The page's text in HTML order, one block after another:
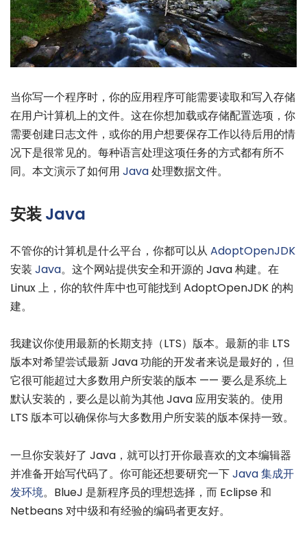
当你写一个程序时，你的应用程序可能需要读取和写入存储
在用户计算机上的文件。这在你想加载或存储配置选项，你
需要创建日志文件，或你的用户想要保存工作以待后用的情
况下是很常见的。每种语言处理这项任务的方式都有所不
同。本文演示了如何用 Java处理数据文件。
安装Java
不管你的计算机是什么平台，你都可以从AdoptOpenJDK
安装 Java。这个网站提供安全和开源的 Java 构建。在
Linux 上，你的软件库中也可能找到 AdoptOpenJDK 的构
建。
我建议你使用最新的长期支持（LTS）版本。最新的非 LTS
版本对希望尝试最新 Java 功能的开发者来说是最好的，但
它很可能超过大多数用户所安装的版本 —— 要么是系统上
默认安装的，要么是以前为其他 Java 应用安装的。使用
LTS 版本可以确保你与大多数用户所安装的版本保持一致。
一旦你安装好了 Java，就可以打开你最喜欢的文本编辑器
并准备开始写代码了。你可能还想要研究一下Java 集成开
发环境。BlueJ 是新程序员的理想选择，而 Eclipse 和
Netbeans 对中级和有经验的编码者更友好。